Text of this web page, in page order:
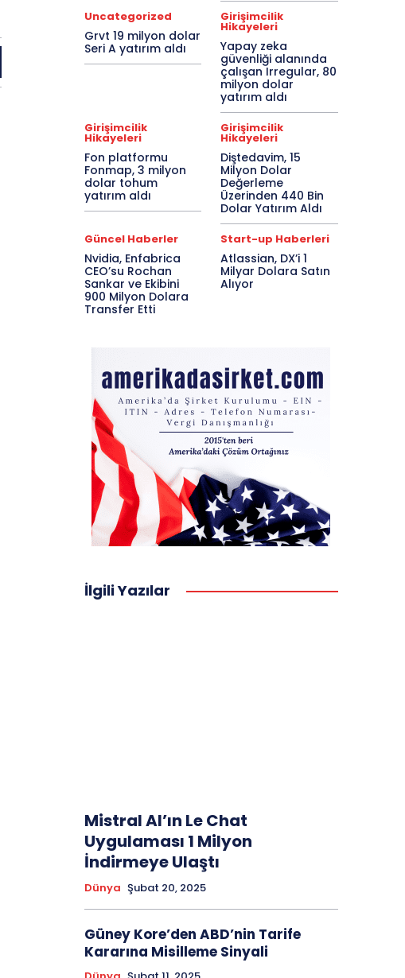
Uncategorized
Grvt 19 milyon dolar
Seri A yatırım aldı
Girişimcilik
Hikayeleri
Yapay zeka
güvenliği alanında
çalışan Irregular, 80
milyon dolar
yatırım aldı
Girişimcilik
Hikayeleri
Fon platformu
Fonmap, 3 milyon
dolar tohum
yatırım aldı
Girişimcilik
Hikayeleri
Diştedavim, 15
Milyon Dolar
Değerleme
Üzerinden 440 Bin
Dolar Yatırım Aldı
Güncel Haberler
Nvidia, Enfabrica
CEO’su Rochan
Sankar ve Ekibini
900 Milyon Dolara
Transfer Etti
Start-up Haberleri
Atlassian, DX’i 1
Milyar Dolara Satın
Alıyor
İlgili Yazılar
Mistral AI’ın Le Chat
Uygulaması 1 Milyon
İndirmeye Ulaştı
Dünya Şubat 20, 2025
Güney Kore’den ABD’nin Tarife
Kararına Misilleme Sinyali